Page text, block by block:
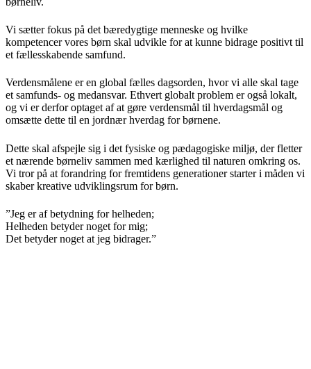
Vi sætter fokus på det bæredygtige menneske og hvilke
kompetencer vores børn skal udvikle for at kunne bidrage positivt til
et fællesskabende samfund.
Verdensmålene er en global fælles dagsorden, hvor vi alle skal tage
et samfunds- og medansvar. Ethvert globalt problem er også lokalt,
og vi er derfor optaget af at gøre verdensmål til hverdagsmål og
omsætte dette til en jordnær hverdag for børnene.
Dette skal afspejle sig i det fysiske og pædagogiske miljø, der fletter
et nærende børneliv sammen med kærlighed til naturen omkring os.
Vi tror på at forandring for fremtidens generationer starter i måden vi
skaber kreative udviklingsrum for børn.
”Jeg er af betydning for helheden;
Helheden betyder noget for mig;
Det betyder noget at jeg bidrager.”